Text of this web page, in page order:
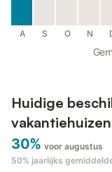
A S O N
Huidige
30% voor augustus
50% jaarlijks